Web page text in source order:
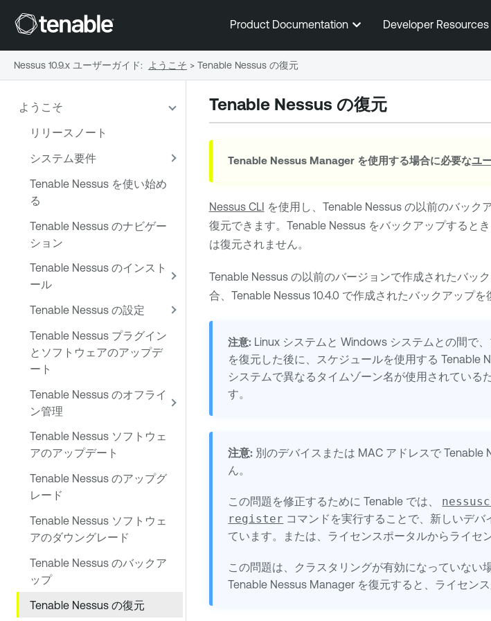
メインコンテンツ
Product Documentation Developer Resources
ようこそ
リリースノート
システム要件
Tenable Nessus を使い始め
る
Tenable Nessus のナビゲー
ション
Tenable Nessus のインスト
ール
Tenable Nessus の設定
Tenable Nessus プラグイン
とソフトウェアのアップデ
ート
Tenable Nessus のオフライ
ン管理
Tenable Nessus ソフトウェ
アのアップデート
Tenable Nessus のアップグ
レード
Tenable Nessus ソフトウェ
アのダウングレード
Tenable Nessus のバックア
ップ
Tenable Nessus の復元
Tenable Nessus の復元
Tenable Nessus Manager を使用する場合に必要なユ
Nessus CLI を使用し、 Tenable Nessusの以前のバック
復元できます。 Tenable Nessusをバックアップするとき
は復元されません。
Tenable Nessusの以前のバージョンで作成されたバッ
合、 Tenable Nessus10.4.0 で作成されたバックアップを
注意: Linux システムと Windows システムとの間で
を復元した後に、スケジュールを使用するTenable
システムで異なるタイムゾーン名が使用されてい
す。
注意: 別のデバイスまたは MAC アドレスでTenable
ん。
この問題を修正するためにTenable では、
register コマンドを実行することで、新しいデ
ています。または、ライセンスポータルからライセ
この問題は、クラスタリングが有効になっていない
Tenable Nessus Manager を復元すると、ライセン
Nessus 10.9.x ユーザーガイド: ようこそ > Tenable Nessus の復元